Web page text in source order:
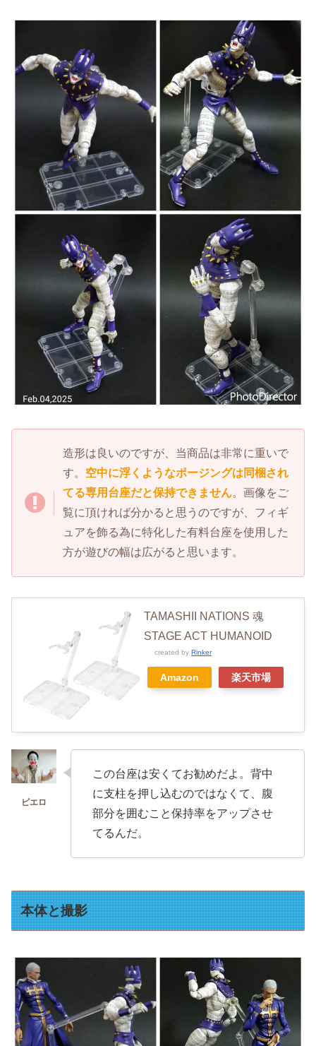
造形は良いのですが、当商品は非常に重いで
す。 空中に浮くようなポージングは同梱され
てる専用台座だと保持できません。画像をご
覧に頂ければ分かると思うのですが、フィギ
ュアを飾る為に特化した有料台座を使用した
方が遊びの幅は広がると思います。
TAMASHII NATIONS 魂
STAGE ACT HUMANOID
created by Rinker
Amazon 楽天市場
この台座は安くてお勧めだよ。背中
に支柱を押し込むのではなくて、腹
部分を囲むこと保持率をアップさせ
てるんだ。
本体と撮影